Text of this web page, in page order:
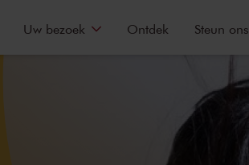
Uw bezoek Ontdek Steun ons